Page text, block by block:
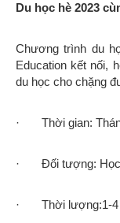
Du học hè 2023
Chương trình du
Education kết nối,
du học cho chặng
· Thời gian:
· Đối tượng: Học
· Thời lượng:1-4